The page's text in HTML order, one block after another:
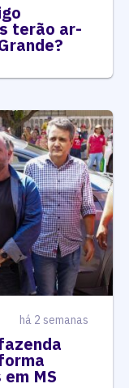
terão ar-
há 2 semanas
MS